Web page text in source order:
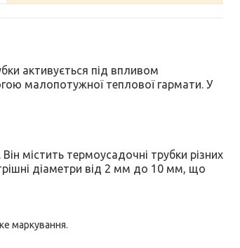
активується під впливом
малопотужної теплової гармати. У
містить термоусадочні трубки різних
діаметри від 2 мм до 10 мм, що
маркування.